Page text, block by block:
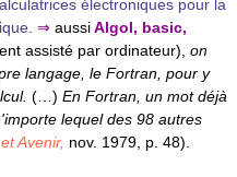
électroniques pour la
⇒ aussiAlgol, basic,
assisté par ordinateur), on
langage, le Fortran, pour y
(…) En Fortran, un mot déjà
lequel des 98 autres
Avenir, nov. 1979, p. 48).